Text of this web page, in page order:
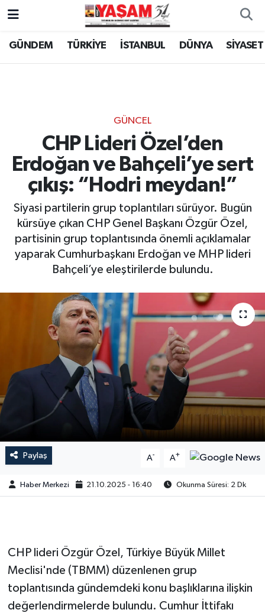
GÜNDEM TÜRKİYE İSTANBUL DÜNYA SİYASET
GÜNCEL
CHP Lideri Özel’den
Erdoğan ve Bahçeli’ye sert
çıkış: “Hodri meydan!”
Siyasi partilerin grup toplantıları sürüyor. Bugün
kürsüye çıkan CHP Genel Başkanı Özgür Özel,
partisinin grup toplantısında önemli açıklamalar
yaparak Cumhurbaşkanı Erdoğan ve MHP lideri
Bahçeli’ye eleştirilerde bulundu.
Paylaş A- A+
Haber Merkezi 21.10.2025 - 16:40 Okunma Süresi: 2 Dk
CHP lideri Özgür Özel, Türkiye Büyük Millet
Meclisi'nde (TBMM) düzenlenen grup
toplantısında gündemdeki konu başlıklarına ilişkin
değerlendirmelerde bulundu. Cumhur İttifakı